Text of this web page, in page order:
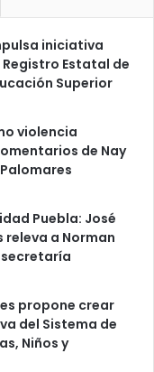
iniciativa
Estatal de
Superior
violencia
de Nay
Puebla: José
a Norman
propone crear
del Sistema de
Niños y